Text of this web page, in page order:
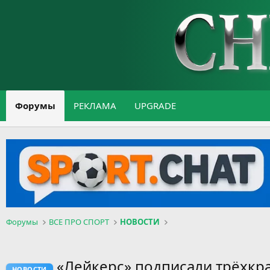
Форумы РЕКЛАМА UPGRADE
Форумы ВСЕ ПРО СПОРТ НОВОСТИ